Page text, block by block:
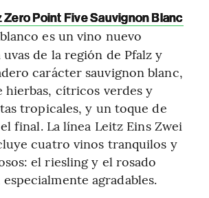
Point Five Sauvignon Blanc
es un vino nuevo
de la región de Pfalz y
carácter sauvignon blanc,
hierbas, cítricos verdes y
tropicales, y un toque de
final. La línea Leitz Eins Zwei
cuatro vinos tranquilos y
el riesling y el rosado
agradables.